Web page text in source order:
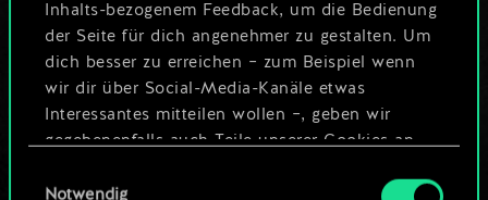
Inhalts-bezogenem Feedback, um die Bedienung
der Seite für dich angenehmer zu gestalten. Um
dich besser zu erreichen – zum Beispiel wenn
wir dir über Social-Media-Kanäle etwas
Interessantes mitteilen wollen –, geben wir
gegebenenfalls auch Teile unserer Cookies an
Cookies erfordert allerdings deine Zustimmung.
Notwendig
Deck benennen und Leitfaden
Deck bearbeiten